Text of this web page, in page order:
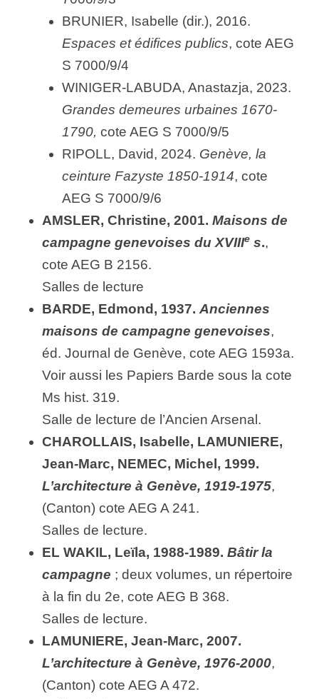
BRUNIER, Isabelle (dir.), 2016.
Espaces et édifices publics, cote AEG
S 7000/9/4
WINIGER-LABUDA, Anastazja, 2023.
Grandes demeures urbaines 1670-
1790,cote AEG S 7000/9/5
RIPOLL, David, 2024. Genève, la
ceinture Fazyste 1850-1914, cote
AEG S 7000/9/6
AMSLER, Christine, 2001. Maisons de
campagne genevoises du XVIIIes.,
cote AEG B 2156.
Salles de lecture
BARDE, Edmond, 1937.Anciennes
maisons de campagne genevoises,
éd. Journal de Genève, cote AEG 1593a.
Voir aussi les Papiers Barde sous la cote
Ms hist. 319.
Salle de lecture de l’Ancien Arsenal.
CHAROLLAIS, Isabelle, LAMUNIERE,
Jean-Marc, NEMEC, Michel, 1999.
L’architecture à Genève, 1919-1975,
(Canton) cote AEG A 241.
Salles de lecture.
EL WAKIL, Leïla, 1988-1989. Bâtir la
campagne ; deux volumes, un répertoire
à la fin du 2e, cote AEG B 368.
Salles de lecture.
LAMUNIERE, Jean-Marc, 2007.
L’architecture à Genève, 1976-2000,
(Canton) cote AEG A 472.